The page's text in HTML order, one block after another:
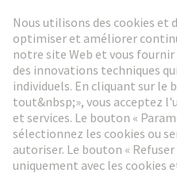
Aller à l'inscription
Social Media